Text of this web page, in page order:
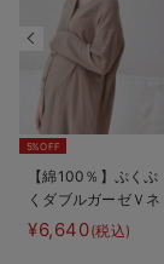
5%OFF
【綿100％】ぷくぷ
くダブルガーゼＶネ
ックワンピ＆産前産
後使えるレギンスパ
¥6,640(税込)